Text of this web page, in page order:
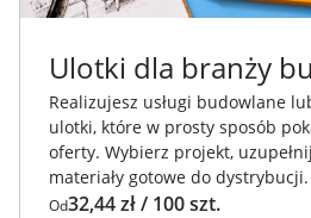
Ulotki dla branży
Realizujesz usługi budowlane
ulotki, które w prosty sposób
oferty. Wybierz projekt,
materiały gotowe do dystrybucji.
Od32,44 zł / 100 szt.